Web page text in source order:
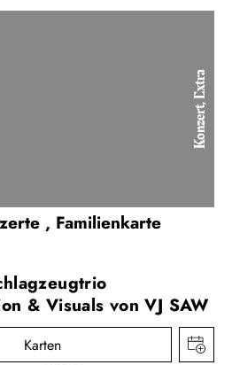
Konzert, Extra
, Familienkarte
& Visuals von VJ SAW
Karten